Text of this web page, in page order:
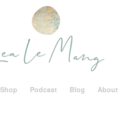
Shop Podcast Blog About